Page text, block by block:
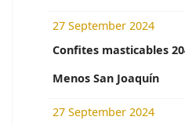
27 September 2024
Confites masticables
Menos San Joaquín
27 September 2024